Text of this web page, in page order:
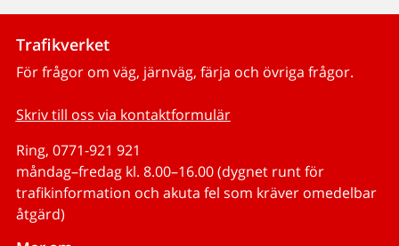
Trafikverket
För frågor om väg, järnväg, färja och övriga frågor.
Skriv till oss via kontaktformulär
Ring, 0771-921 921
måndag–fredag kl. 8.00–16.00 (dygnet runt för
trafikinformation och akuta fel som kräver omedelbar
åtgärd)